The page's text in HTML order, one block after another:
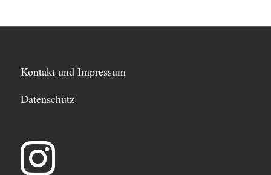
Kontakt und Impressum
Datenschutz